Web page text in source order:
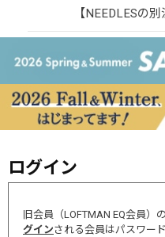
【NEEDLESの別
ログイン
旧会員（LOFTMAN EQ会員）
グインされる会員はパスワー